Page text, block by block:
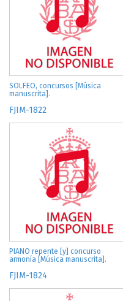
SOLFEO, concursos [Música
manuscrita].
FJIM-1822
PIANO repente [y] concurso
armonía [Música manuscrita].
FJIM-1824